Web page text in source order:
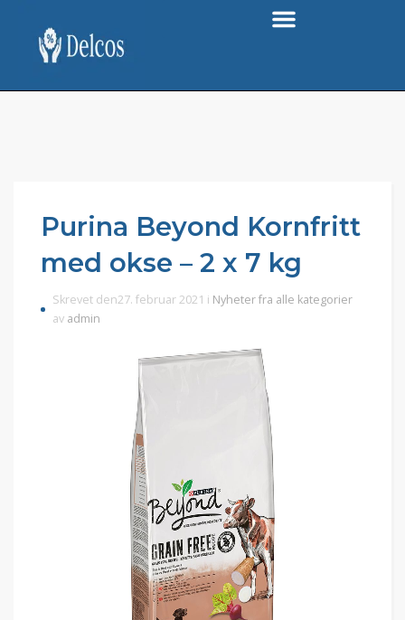
Purina Beyond Kornfritt
med okse – 2 x 7 kg
Skrevet den27. februar 2021 i Nyheter fra alle kategorier
av admin